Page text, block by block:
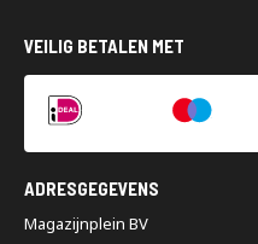
VEILIG BETALEN MET
ADRESGEGEVENS
Magazijnplein BV